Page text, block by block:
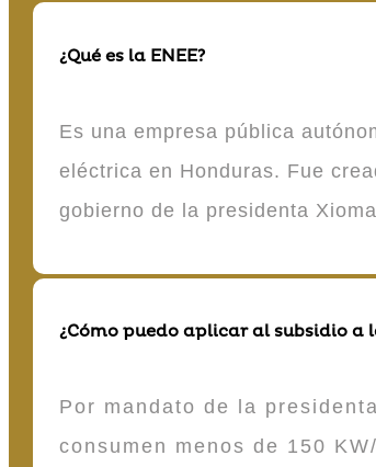
¿Qué es la ENEE?
Es una empresa pública
eléctrica en Honduras. Fue
gobierno de la presidenta
¿Cómo puedo aplicar al subsidio a
Por mandato de la
consumen menos de 150